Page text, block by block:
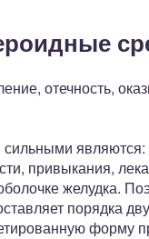
отечность,
привыкания,
желудка.
порядка
форму